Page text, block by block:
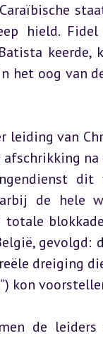
hield.
het oog van
leiding van
afschrikking
de hele
dreiging
kon
de